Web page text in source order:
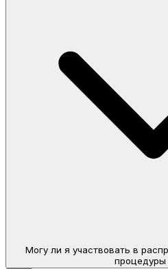
Могу ли я участвовать в
процедуры